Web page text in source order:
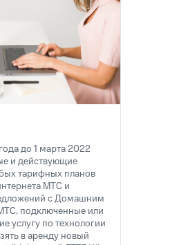
до 1 марта 2022
и действующие
тарифных планов
МТС и
с Домашним
подключенные или
услугу по технологии
в аренду новый